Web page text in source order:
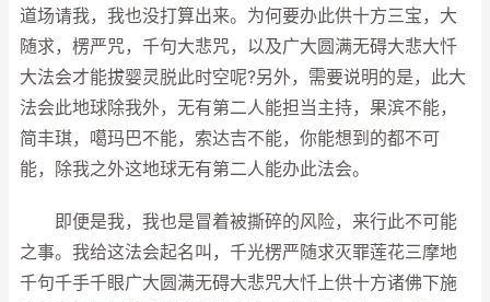
道场请我，我也没打算出来。为何要办此供十方三宝，大
随求，楞严咒，千句大悲咒，以及广大圆满无碍大悲大忏
大法会才能拔婴灵脱此时空呢?另外，需要说明的是，此大
法会此地球除我外，无有第二人能担当主持，果滨不能，
简丰琪，噶玛巴不能，索达吉不能，你能想到的都不可
能，除我之外这地球无有第二人能办此法会。
即便是我，我也是冒着被撕碎的风险，来行此不可能
之事。我给这法会起名叫，千光楞严随求灭罪莲花三摩地
千句千手千眼广大圆满无碍大悲咒大忏上供十方诸佛下施